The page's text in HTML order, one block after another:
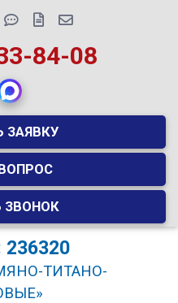
84-08
ЗАЯВКУ
ЗВОНОК
ТИТАНО-